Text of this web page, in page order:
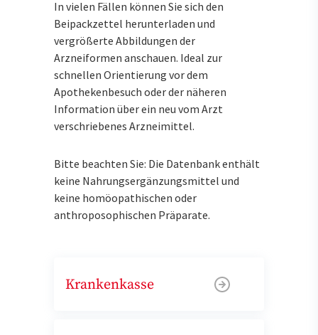
In vielen Fällen können Sie sich den
Beipackzettel herunterladen und
vergrößerte Abbildungen der
Arzneiformen anschauen. Ideal zur
schnellen Orientierung vor dem
Apothekenbesuch oder der näheren
Information über ein neu vom Arzt
verschriebenes Arzneimittel.
Bitte beachten Sie: Die Datenbank enthält
keine Nahrungsergänzungsmittel und
keine homöopathischen oder
anthroposophischen Präparate.
Krankenkasse